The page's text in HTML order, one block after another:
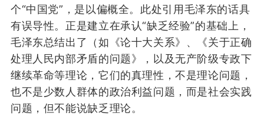
个“中国党” ， 是 以偏概全。 此处引 用毛泽东的话具
有误导性。 正是建立在承认“缺乏经验”的基础上，
毛泽东总结出了 （如 《论十大关系》、《关于正确
处理人民内部矛盾的问题》
，以及无产阶级专政下
继续革命等理论 ， 它们的真理性，不是理论问题，
也不是少数 人 群体的政治利益问题， 而是社会实践
问题，但不能说缺乏理论。